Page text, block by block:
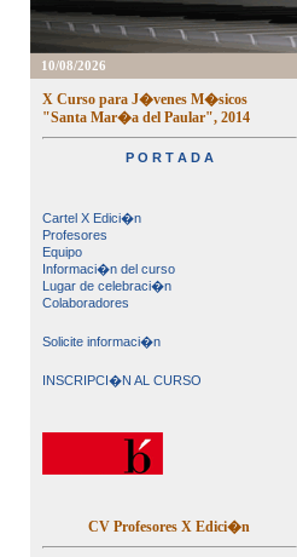
10/08/2026
X Curso para J�venes M�sicos
"Santa Mar�a del Paular", 2014
P O R T A D A
Cartel X Edici�n
Profesores
Equipo
Informaci�n del curso
Lugar de celebraci�n
Colaboradores
Solicite informaci�n
INSCRIPCI�N AL CURSO
CV Profesores X Edici�n